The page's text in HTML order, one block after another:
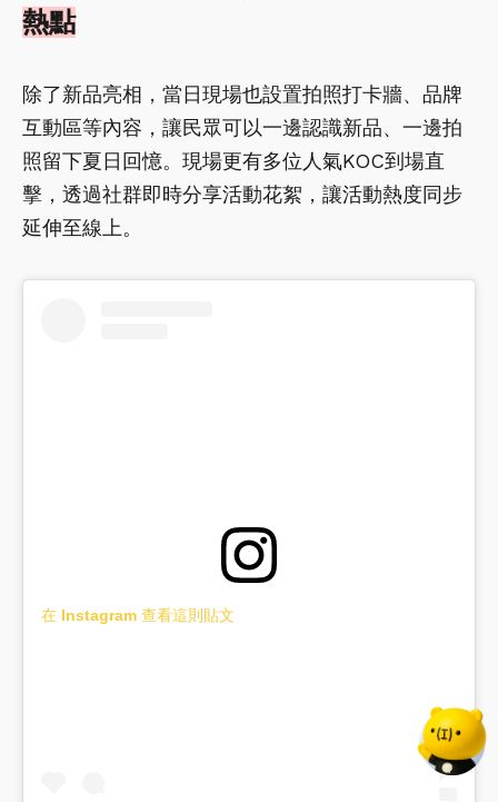
熱點
除了新品亮相，當日現場也設置拍照打卡牆、品牌
互動區等內容，讓民眾可以一邊認識新品、一邊拍
照留下夏日回憶。現場更有多位人氣KOC到場直
擊，透過社群即時分享活動花絮，讓活動熱度同步
延伸至線上。
在 Instagram 查看這則貼文